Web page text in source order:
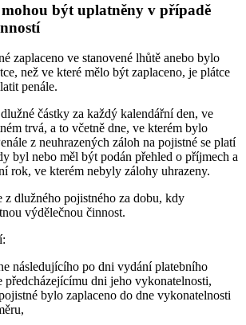
mohou být uplatněny v případě
zaplaceno ve stanovené lhůtě anebo bylo
než ve které mělo být zaplaceno, je plátce
penále.
částky za každý kalendářní den, ve
trvá, a to včetně dne, ve kterém bylo
z neuhrazených záloh na pojistné se platí
byl nebo měl být podán přehled o příjmech a
rok, ve kterém nebyly zálohy uhrazeny.
z dlužného pojistného za dobu, kdy
výdělečnou činnost.
následujícího po dni vydání platebního
předcházejícímu dni jeho vykonatelnosti,
bylo zaplaceno do dne vykonatelnosti